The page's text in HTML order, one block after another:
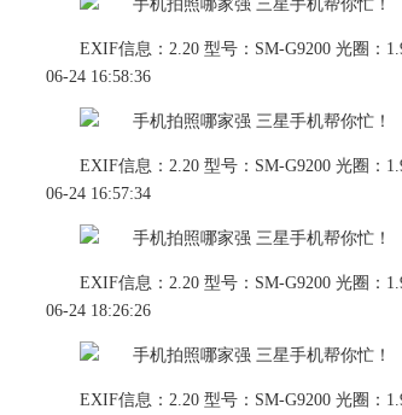
EXIF信息：2.20 型号：SM-G9200 光圈：
06-24 16:58:36
EXIF信息：2.20 型号：SM-G9200 光圈：
06-24 16:57:34
EXIF信息：2.20 型号：SM-G9200 光圈：
06-24 18:26:26
EXIF信息：2.20 型号：SM-G9200 光圈：